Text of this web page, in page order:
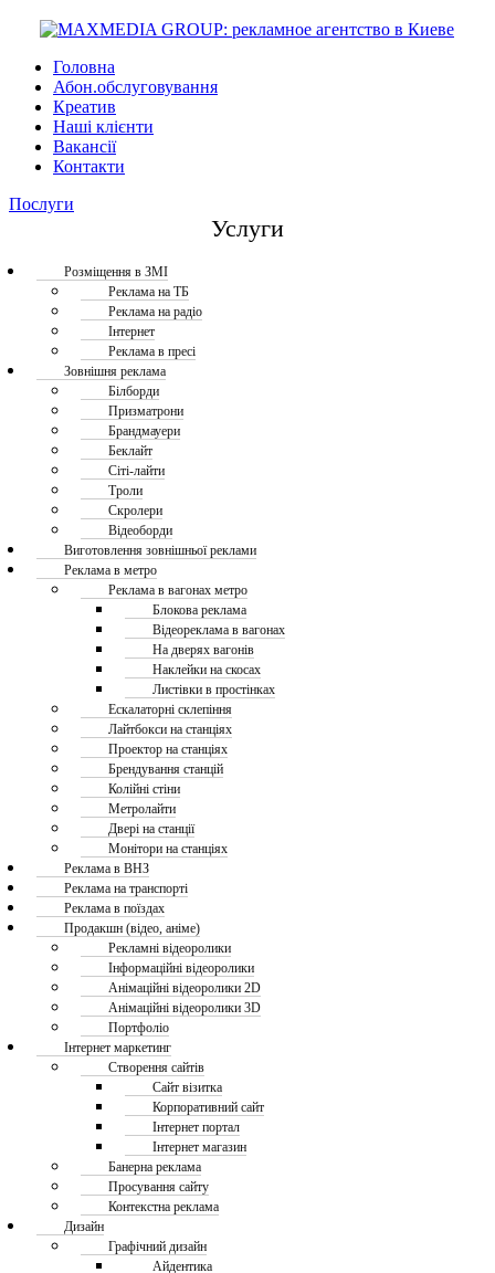
Головна
Абон.обслуговування
Креатив
Наші клієнти
Вакансії
Контакти
Послуги
Услуги
Розміщення в ЗМІ
Реклама на ТБ
Реклама на радіо
Інтернет
Реклама в пресі
Зовнішня реклама
Білборди
Призматрони
Брандмауери
Беклайт
Сіті-лайти
Троли
Скролери
Відеоборди
Виготовлення зовнішньої реклами
Реклама в метро
Реклама в вагонах метро
Блокова реклама
Відеореклама в вагонах
На дверях вагонів
Наклейки на скосах
Листівки в простінках
Ескалаторні склепіння
Лайтбокси на станціях
Проектор на станціях
Брендування станцій
Колійні стіни
Метролайти
Двері на станції
Монітори на станціях
Реклама в ВНЗ
Реклама на транспорті
Реклама в поїздах
Продакшн (відео, аніме)
Рекламні відеоролики
Інформаційні відеоролики
Анімаційні відеоролики 2D
Анімаційні відеоролики 3D
Портфоліо
Інтернет маркетинг
Створення сайтів
Сайт візитка
Корпоративний сайт
Інтернет портал
Інтернет магазин
Банерна реклама
Просування сайту
Контекстна реклама
Дизайн
Графічний дизайн
Айдентика